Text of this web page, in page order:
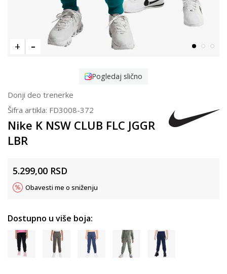
Pogledaj slično
Donji deo trenerke
Šifra artikla: FD3008-372
Nike K NSW CLUB FLC JGGR
LBR
5.299,00 RSD
Obavesti me o sniženju
Dostupno u više boja: